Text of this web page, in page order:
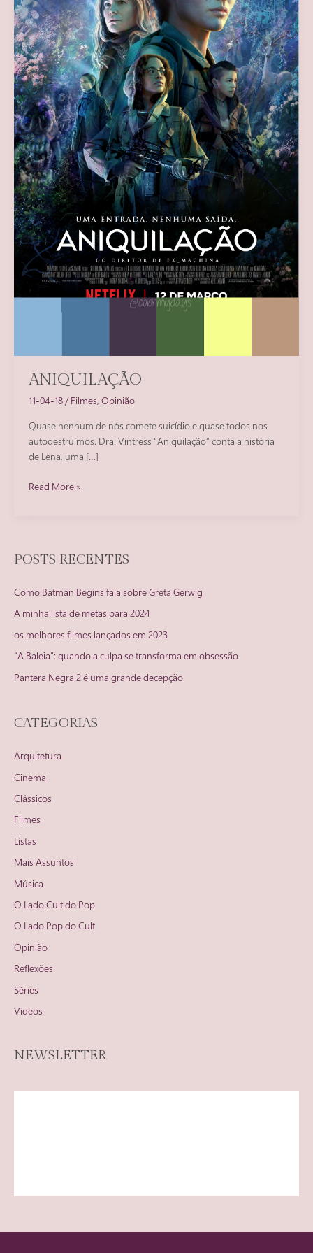
ANIQUILAÇÃO
11-04-18 /Filmes, Opinião
Quase nenhum de nós comete suicídio e quase todos nos
autodestruímos. Dra. Vintress “Aniquilação” conta a história
de Lena, uma […]
Aniquilação
Read More »
POSTS RECENTES
Como Batman Begins fala sobre Greta Gerwig
A minha lista de metas para 2024
os melhores filmes lançados em 2023
“A Baleia”: quando a culpa se transforma em obsessão
Pantera Negra 2 é uma grande decepção.
CATEGORIAS
Arquitetura
Cinema
Clássicos
Filmes
Listas
Mais Assuntos
Música
O Lado Cult do Pop
O Lado Pop do Cult
Opinião
Reflexões
Séries
Videos
NEWSLETTER